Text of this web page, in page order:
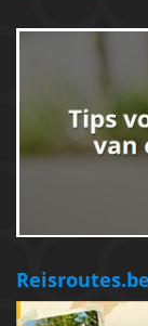
Reisroutes.be